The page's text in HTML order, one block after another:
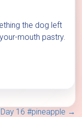
the dog left
mouth pastry.
Day 16 #pineapple →